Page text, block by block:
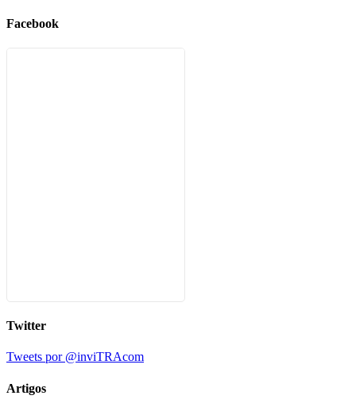
Facebook
Twitter
Tweets por @inviTRAcom
Artigos